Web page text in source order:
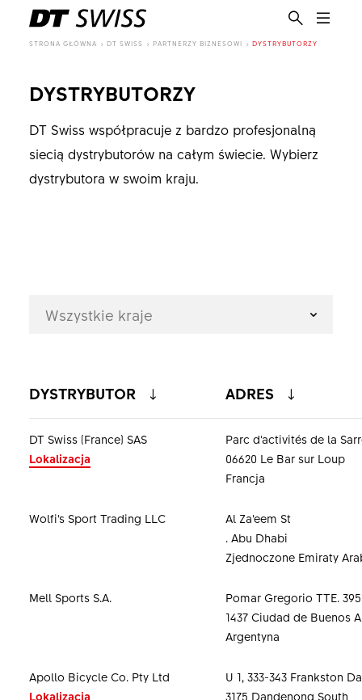
PL
STRONA GŁÓWNA DT SWISS PARTNERZY BIZNESOWI DYSTRYBUTORZY
DYSTRYBUTORZY
DT Swiss współpracuje z bardzo profesjonalną
siecią dystrybutorów na całym świecie. Wybierz
dystrybutora w swoim kraju.
Wszystkie kraje
DYSTRYBUTOR ADRES
DT Swiss (France) SAS
Lokalizacja
Parc d'activités de la
06620 Le Bar sur Loup
Francja
Wolfi’s Sport Trading LLC
Al Za’eem St
. Abu Dhabi
Zjednoczone Emiraty
Mell Sports S.A.
Pomar Gregorio TTE.
1437 Ciudad de Buenos
Argentyna
Apollo Bicycle Co. Pty Ltd
Lokalizacja
U 1, 333-343 Frankston
3175 Dandenong South